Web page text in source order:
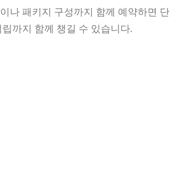
나 패키지 구성까지 함께 예약하면 단
까지 함께 챙길 수 있습니다.